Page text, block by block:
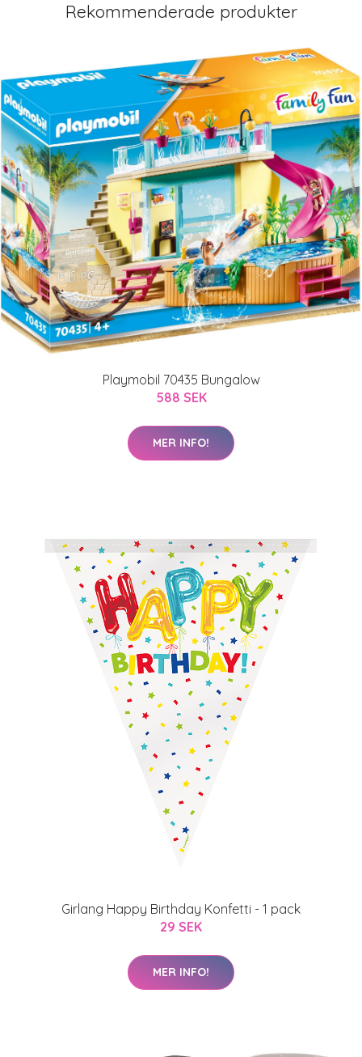
Rekommenderade produkter
Playmobil 70435 Bungalow
588 SEK
MER INFO!
Girlang Happy Birthday Konfetti - 1 pack
29 SEK
MER INFO!